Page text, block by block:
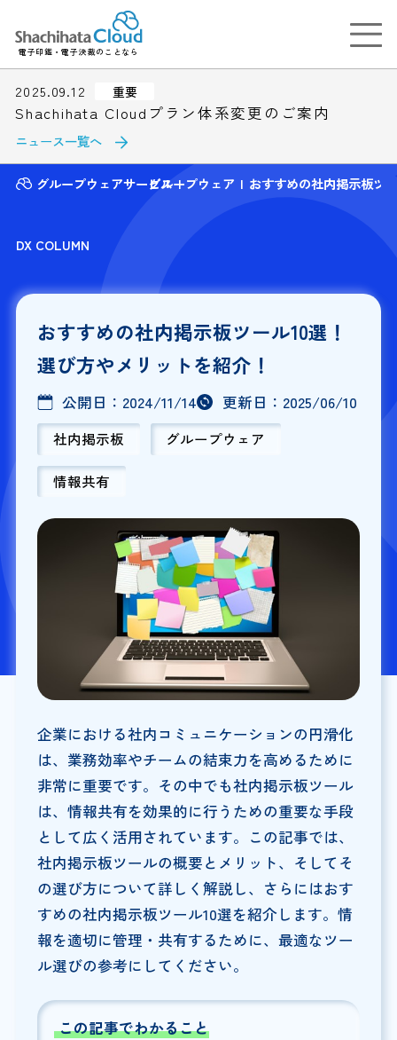
電子印鑑・電子決裁のことなら
2025.09.12 重要
Shachihata Cloudプラン体系変更のご案内
ニュース一覧へ
グループウェアサービスグループウェア おすすめの社内掲示板ツ
DX COLUMN
おすすめの社内掲示板ツール10選！
選び方やメリットを紹介！
公開日： 2024/11/14 更新日： 2025/06/10
社内掲示板 グループウェア
情報共有
企業における社内コミュニケーションの円滑化
は、業務効率やチームの結束力を高めるために
非常に重要です。その中でも社内掲示板ツール
は、情報共有を効果的に行うための重要な手段
として広く活用されています。この記事では、
社内掲示板ツールの概要とメリット、そしてそ
の選び方について詳しく解説し、さらにはおす
すめの社内掲示板ツール10選を紹介します。情
報を適切に管理・共有するために、最適なツー
ル選びの参考にしてください。
この記事でわかること